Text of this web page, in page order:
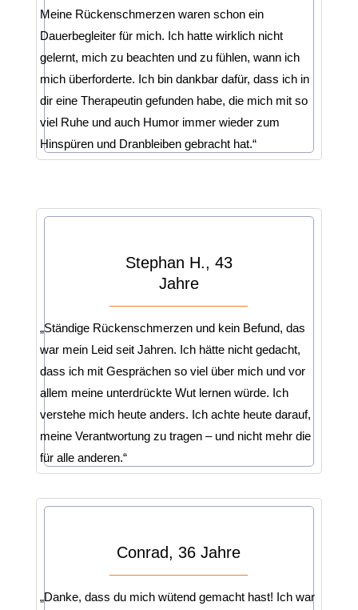
Meine Rückenschmerzen waren schon ein
Dauerbegleiter für mich. Ich hatte wirklich nicht
gelernt, mich zu beachten und zu fühlen, wann ich
mich überforderte. Ich bin dankbar dafür, dass ich in
dir eine Therapeutin gefunden habe, die mich mit so
viel Ruhe und auch Humor immer wieder zum
Hinspüren und Dranbleiben gebracht hat.“
Stephan H., 43
Jahre
„Ständige Rückenschmerzen und kein Befund, das
war mein Leid seit Jahren. Ich hätte nicht gedacht,
dass ich mit Gesprächen so viel über mich und vor
allem meine unterdrückte Wut lernen würde. Ich
verstehe mich heute anders. Ich achte heute darauf,
meine Verantwortung zu tragen – und nicht mehr die
für alle anderen.“
Conrad, 36 Jahre
„Danke, dass du mich wütend gemacht hast! Ich war